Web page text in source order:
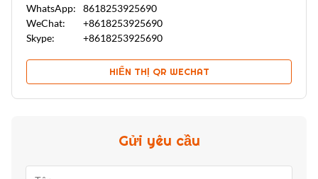
WhatsApp:
8618253925690
WeChat:
+8618253925690
Skype:
+8618253925690
HIỂN THỊ QR WECHAT
Gửi yêu cầu